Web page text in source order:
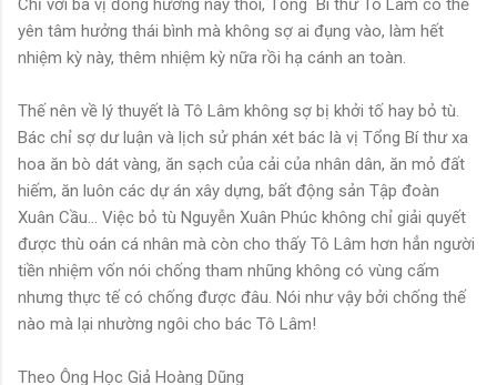
Chỉ với ba vị đồng hương này thôi, Tổng Bí thư Tô Lâm có thể
yên tâm hưởng thái bình mà không sợ ai đụng vào, làm hết
nhiệm kỳ này, thêm nhiệm kỳ nữa rồi hạ cánh an toàn.
Thế nên về lý thuyết là Tô Lâm không sợ bị khởi tố hay bỏ tù.
Bác chỉ sợ dư luận và lịch sử phán xét bác là vị Tổng Bí thư xa
hoa ăn bò dát vàng, ăn sạch của cải của nhân dân, ăn mỏ đất
hiếm, ăn luôn các dự án xây dựng, bất động sản Tập đoàn
Xuân Cầu... Việc bỏ tù Nguyễn Xuân Phúc không chỉ giải quyết
được thù oán cá nhân mà còn cho thấy Tô Lâm hơn hẳn người
tiền nhiệm vốn nói chống tham nhũng không có vùng cấm
nhưng thực tế có chống được đâu. Nói như vậy bởi chống thế
nào mà lại nhường ngôi cho bác Tô Lâm!
Theo Ông Học Giả Hoàng Dũng